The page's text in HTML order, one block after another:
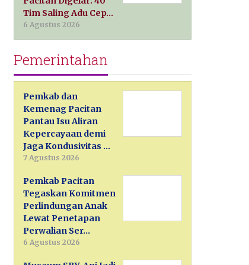
Tim Saling Adu Cep…
6 Agustus 2026
Pemerintahan
Pemkab dan
Kemenag Pacitan
Pantau Isu Aliran
Kepercayaan demi
Jaga Kondusivitas …
7 Agustus 2026
Pemkab Pacitan
Tegaskan Komitmen
Perlindungan Anak
Lewat Penetapan
Perwalian Ser…
6 Agustus 2026